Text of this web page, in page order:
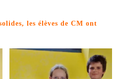
les élèves de CM ont